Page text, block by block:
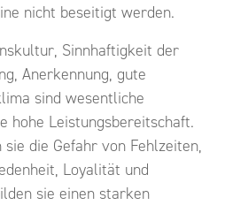
nicht beseitigt werden.
Sinnhaftigkeit der
Anerkennung, gute
sind wesentliche
hohe Leistungsbereitschaft.
die Gefahr von Fehlzeiten,
Loyalität und
sie einen starken